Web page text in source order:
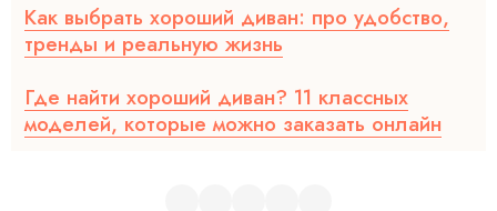
Как выбрать хороший диван: про удобство,
тренды и реальную жизнь
Где найти хороший диван? 11 классных
моделей, которые можно заказать онлайн